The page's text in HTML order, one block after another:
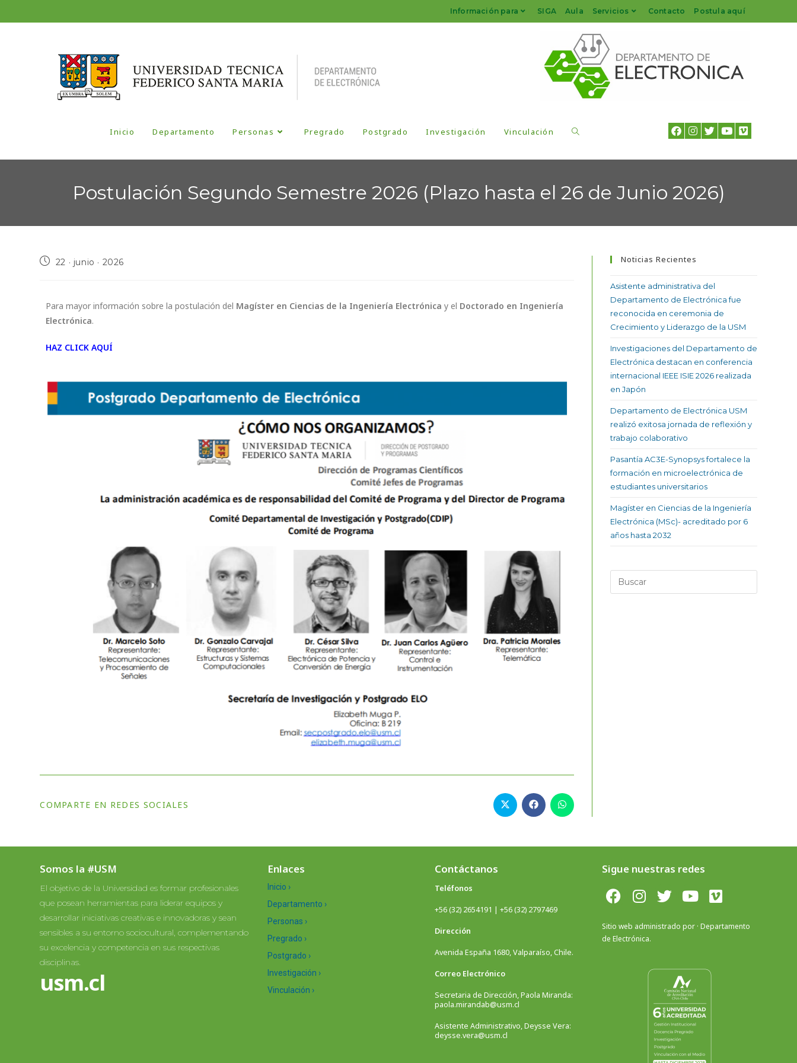
Información para SIGA Aula Servicios Contacto Postula aquí
Inicio Departamento Personas Pregrado Postgrado Investigación Vinculación
Postulación Segundo Semestre 2026 (Plazo hasta el 26 de Junio 2026)
22 · junio · 2026
Para mayor información sobre la postulación del Magíster en Ciencias de la Ingeniería Electrónica y el Doctorado en Ingeniería
Electrónica.
HAZ CLICK AQUÍ
COMPARTE EN REDES SOCIALES
Noticias Recientes
Asistente administrativa del
Departamento de Electrónica fue
reconocida en ceremonia de
Crecimiento y Liderazgo de la USM
Investigaciones del Departamento de
Electrónica destacan en conferencia
internacional IEEE ISIE 2026 realizada
en Japón
Departamento de Electrónica USM
realizó exitosa jornada de reflexión y
trabajo colaborativo
Pasantía AC3E-Synopsys fortalece la
formación en microelectrónica de
estudiantes universitarios
Magíster en Ciencias de la Ingeniería
Electrónica (MSc)- acreditado por 6
años hasta 2032
Somos la #USM
El objetivo de la Universidad es formar profesionales
que posean herramientas para liderar equipos y
desarrollar iniciativas creativas e innovadoras y sean
sensibles a su entorno sociocultural, complementando
su excelencia y competencia en sus respectivas
disciplinas.
usm.cl
Enlaces
Inicio ›
Departamento ›
Personas ›
Pregrado ›
Postgrado ›
Investigación ›
Vinculación ›
Contáctanos
Teléfonos
+56 (32) 2654191 | +56 (32) 2797469
Dirección
Avenida España 1680, Valparaíso, Chile.
Correo Electrónico
Secretaria de Dirección, Paola Miranda:
paola.mirandab@usm.cl
Asistente Administrativo, Deysse Vera:
deysse.vera@usm.cl
Sigue nuestras redes
Sitio web administrado por · Departamento
de Electrónica.